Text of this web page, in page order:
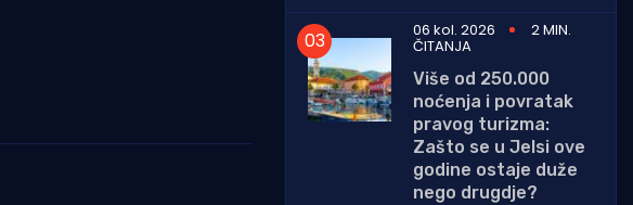
06 kol. 2026
2 MIN.
ČITANJA
Više od 250.000
noćenja i povratak
pravog turizma:
Zašto se u Jelsi ove
godine ostaje duže
nego drugdje?